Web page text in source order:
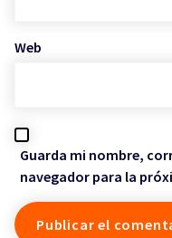
Web
Guarda mi nombre,
navegador para la